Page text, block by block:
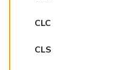
CLC
CLS